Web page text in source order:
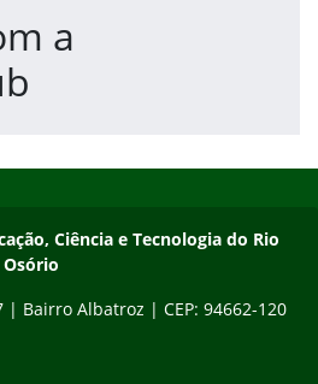
a
Ciência e Tecnologia do Rio
Ciência e Tecnologia do Rio
Osório
| Bairro Albatroz | CEP: 94662-120